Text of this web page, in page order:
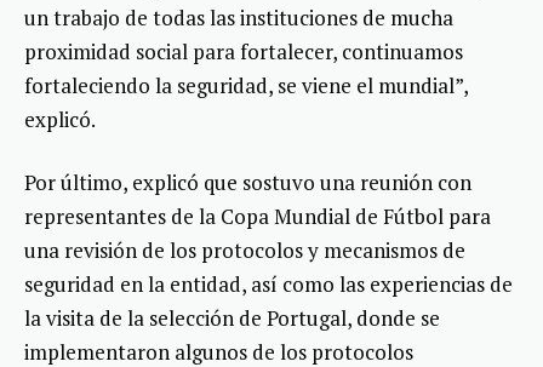
un trabajo de todas las instituciones de mucha
proximidad social para fortalecer, continuamos
fortaleciendo la seguridad, se viene el mundial”,
explicó.
Por último, explicó que sostuvo una reunión con
representantes de la Copa Mundial de Fútbol para
una revisión de los protocolos y mecanismos de
seguridad en la entidad, así como las experiencias de
la visita de la selección de Portugal, donde se
implementaron algunos de los protocolos